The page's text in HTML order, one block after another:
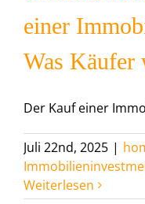
einer
Was Käufer
Der Kauf einer
Juli 22nd, 2025 |
Weiterlesen